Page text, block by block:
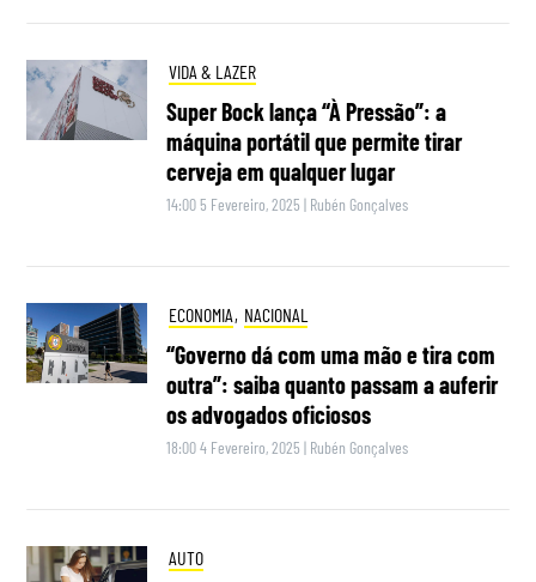
VIDA & LAZER
Super Bock lança “À Pressão”: a
máquina portátil que permite tirar
cerveja em qualquer lugar
14:00 5 Fevereiro, 2025 | Rubén Gonçalves
ECONOMIA, NACIONAL
“Governo dá com uma mão e tira com
outra”: saiba quanto passam a auferir
os advogados oficiosos
18:00 4 Fevereiro, 2025 | Rubén Gonçalves
AUTO